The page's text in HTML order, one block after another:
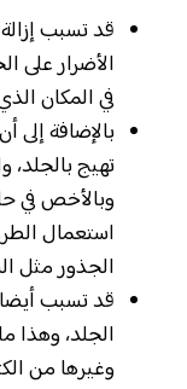
قد تسبب
الأضرار على
في المكان
بالإضافة
تهيج بالجلد،
وبالأخص في
استعمال
الجذور مثل
قد تسبب
الجلد، وهذا
وغيرها من